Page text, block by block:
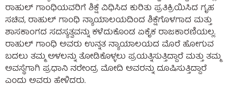
ರಾಹುಲ್ ಗಾಂಧಿಯವರಿಗೆ ಶಿಕ್ಷೆ ವಿಧಿಸಿದ ಕುರಿತು ಪ್ರತಿಕ್ರಿಯಿಸಿದ ಗೃಹ
ಸಚಿವ, ರಾಹುಲ್ ಗಾಂಧಿ ನ್ಯಾಯಾಲಯದಿಂದ ಶಿಕ್ಷೆಗೊಳಗಾದ ಮತ್ತು
ಶಾಸಕಾಂಗದ ಸದಸ್ಯತ್ವವನ್ನು ಕಳೆದುಕೊಂಡ ಏಕೈಕ ರಾಜಕಾರಣಿಯಲ್ಲ.
ರಾಹುಲ್ ಗಾಂಧಿ ಅವರು ಉನ್ನತ ನ್ಯಾಯಾಲಯದ ಮೊರೆ ಹೋಗುವ
ಬದಲು ತಮ್ಮ ಅಳಲನ್ನು ತೋಡಿಕೊಳ್ಳಲು ಪ್ರಯತ್ನಿಸುತ್ತಿದ್ದಾರೆ ಮತ್ತು ತಮ್ಮ
ಅವಸ್ಥೆಗಾಗಿ ಪ್ರಧಾನಿ ನರೇಂದ್ರ ಮೋದಿ ಅವರನ್ನು ದೂಷಿಸುತ್ತಿದ್ದಾರೆ
ಎಂದು ಅವರು ಹೇಳಿದರು.